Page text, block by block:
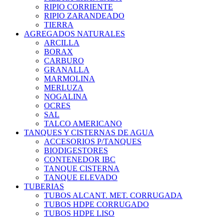
RIPIO CORRIENTE
RIPIO ZARANDEADO
TIERRA
AGREGADOS NATURALES
ARCILLA
BORAX
CARBURO
GRANALLA
MARMOLINA
MERLUZA
NOGALINA
OCRES
SAL
TALCO AMERICANO
TANQUES Y CISTERNAS DE AGUA
ACCESORIOS P/TANQUES
BIODIGESTORES
CONTENEDOR IBC
TANQUE CISTERNA
TANQUE ELEVADO
TUBERIAS
TUBOS ALCANT. MET. CORRUGADA
TUBOS HDPE CORRUGADO
TUBOS HDPE LISO